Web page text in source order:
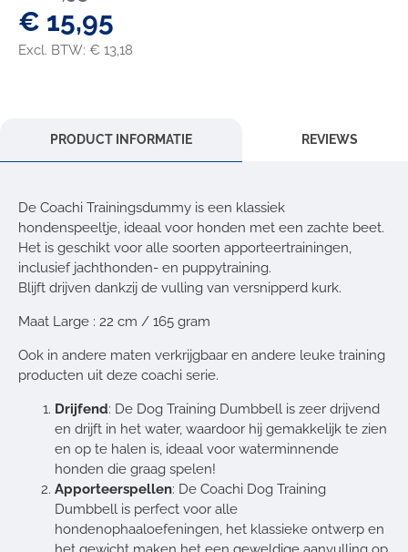
€ 15,95
Excl. BTW: € 13,18
PRODUCT INFORMATIE REVIEWS
De Coachi Trainingsdummy is een klassiek
hondenspeeltje, ideaal voor honden met een zachte beet.
Het is geschikt voor alle soorten apporteertrainingen,
inclusief jachthonden- en puppytraining.
Blijft drijven dankzij de vulling van versnipperd kurk.
Maat Large : 22 cm / 165 gram
Ook in andere maten verkrijgbaar en andere leuke training
producten uit deze coachi serie.
Drijfend: De Dog Training Dumbbell is zeer drijvend
en drijft in het water, waardoor hij gemakkelijk te zien
en op te halen is, ideaal voor waterminnende
honden die graag spelen!
Apporteerspellen: De Coachi Dog Training
Dumbbell is perfect voor alle
hondenophaaloefeningen, het klassieke ontwerp en